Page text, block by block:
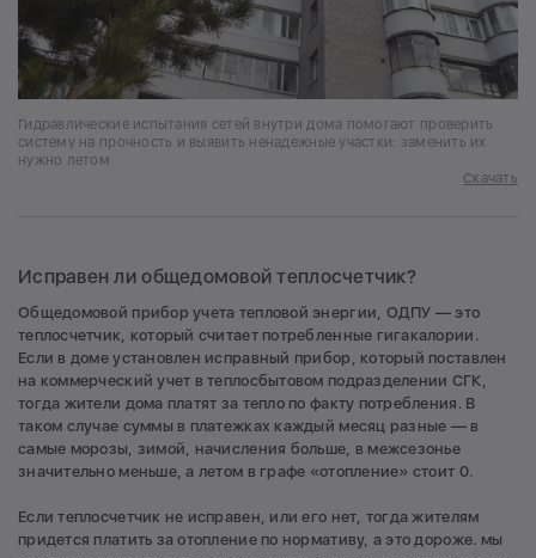
Гидравлические испытания сетей внутри дома помогают проверить
систему на прочность и выявить ненадежные участки: заменить их
нужно летом
Скачать
Исправен ли общедомовой теплосчетчик?
Общедомовой прибор учета тепловой энергии, ОДПУ — это
теплосчетчик, который считает потребленные гигакалории.
Если в доме установлен исправный прибор, который поставлен
на коммерческий учет в теплосбытовом подразделении СГК,
тогда жители дома платят за тепло по факту потребления. В
таком случае суммы в платежках каждый месяц разные — в
самые морозы, зимой, начисления больше, в межсезонье
значительно меньше, а летом в графе «отопление» стоит 0.
Если теплосчетчик не исправен, или его нет, тогда жителям
придется платить за отопление по нормативу, а это дороже. мы